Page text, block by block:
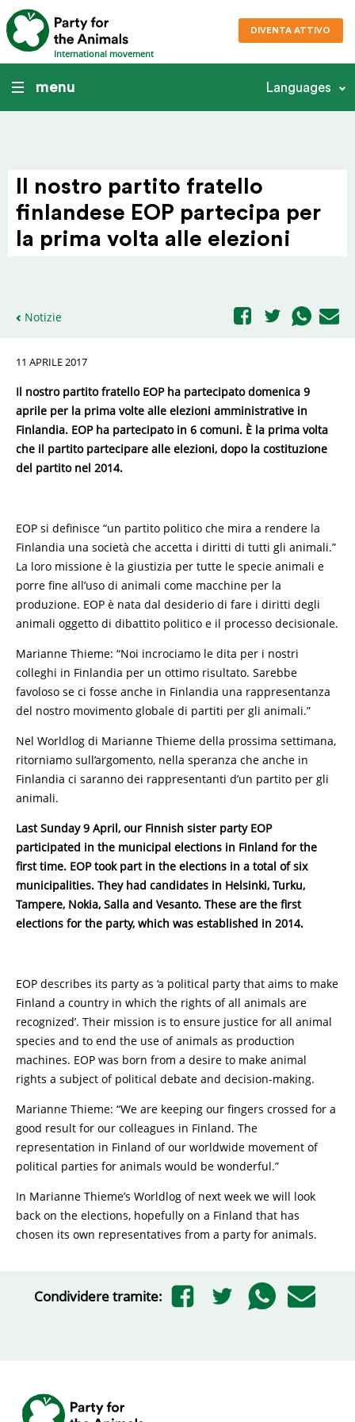
International movement
DIVENTA ATTIVO
menu Languages
Il nostro partito fratello
finlandese EOP partecipa per
la prima volta alle elezioni
Notizie
11 APRILE 2017
Il nostro partito fratello EOP ha partecipato domenica 9
aprile per la prima volte alle elezioni amministrative in
Finlandia. EOP ha partecipato in 6 comuni. È la prima volta
che il partito partecipare alle elezioni, dopo la costituzione
del partito nel 2014.
EOP si definisce “un partito politico che mira a rendere la
Finlandia una società che accetta i diritti di tutti gli animali.”
La loro missione è la giustizia per tutte le specie animali e
porre fine all’uso di animali come macchine per la
produzione. EOP è nata dal desiderio di fare i diritti degli
animali oggetto di dibattito politico e il processo decisionale.
Marianne Thieme: “Noi incrociamo le dita per i nostri
colleghi in Finlandia per un ottimo risultato. Sarebbe
favoloso se ci fosse anche in Finlandia una rappresentanza
del nostro movimento globale di partiti per gli animali.”
Nel Worldlog di Marianne Thieme della prossima settimana,
ritorniamo sull’argomento, nella speranza che anche in
Finlandia ci saranno dei rappresentanti d’un partito per gli
animali.
Last Sunday 9 April, our Finnish sister party EOP
participated in the municipal elections in Finland for the
first time. EOP took part in the elections in a total of six
municipalities. They had candidates in Helsinki, Turku,
Tampere, Nokia, Salla and Vesanto. These are the first
elections for the party, which was established in 2014.
EOP describes its party as ‘a political party that aims to make
Finland a country in which the rights of all animals are
recognized’. Their mission is to ensure justice for all animal
species and to end the use of animals as production
machines. EOP was born from a desire to make animal
rights a subject of political debate and decision-making.
Marianne Thieme: “We are keeping our fingers crossed for a
good result for our colleagues in Finland. The
representation in Finland of our worldwide movement of
political parties for animals would be wonderful.”
In Marianne Thieme’s Worldlog of next week we will look
back on the elections, hopefully on a Finland that has
chosen its own representatives from a party for animals.
Condividere tramite: